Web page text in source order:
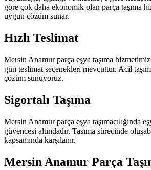
göre çok daha ekonomik olan parça taşıma
uygun çözüm sunar.
Hızlı Teslimat
Mersin Anamur parça eşya taşıma
gün teslimat seçenekleri mevcuttur. Acil
çözüm sunuyoruz.
Sigortalı Taşıma
Mersin Anamur parça eşya taşımacılığında
güvencesi altındadır. Taşıma sürecinde
kapsamında karşılanır.
Mersin Anamur Parça